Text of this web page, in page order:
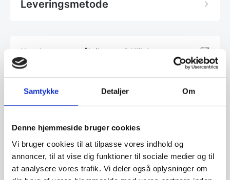
Samtykke Detaljer Om
Denne hjemmeside bruger cookies
Vi bruger cookies til at tilpasse vores indhold og
annoncer, til at vise dig funktioner til sociale medier og til
at analysere vores trafik. Vi deler også oplysninger om
Leveringsmetode
Har du spørgsmål til varen? Klik her
Vi prismatcher - Klik her
Relaterede varer
SPAR 20% SPAR 30%